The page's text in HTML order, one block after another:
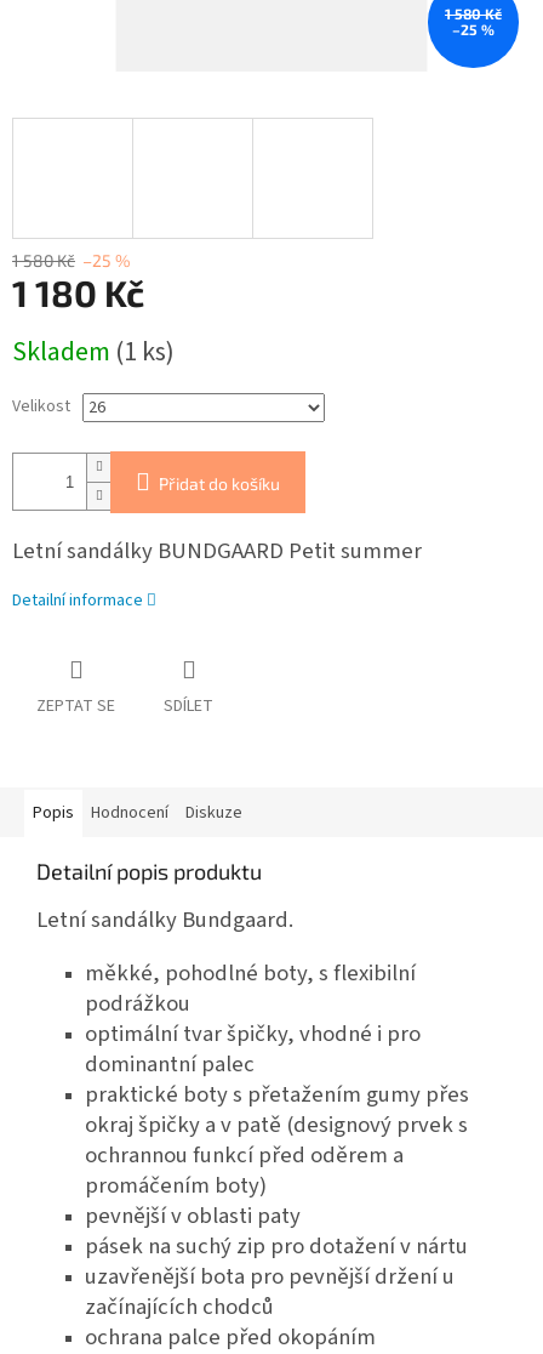
1 580 Kč
–25 %
1 580 Kč –25 %
1 180 Kč
cena:
Skladem (1 ks)
Velikost
Přidat do košíku
Letní sandálky BUNDGAARD Petit summer
Detailní informace
ZEPTAT SE SDÍLET
Popis Hodnocení Diskuze
Detailní popis produktu
Letní sandálky Bundgaard.
měkké, pohodlné boty, s flexibilní
podrážkou
optimální tvar špičky, vhodné i pro
dominantní palec
praktické boty s přetažením gumy přes
okraj špičky a v patě (designový prvek s
ochrannou funkcí před oděrem a
promáčením boty)
pevnější v oblasti paty
pásek na suchý zip pro dotažení v nártu
uzavřenější bota pro pevnější držení u
začínajících chodců
ochrana palce před okopáním